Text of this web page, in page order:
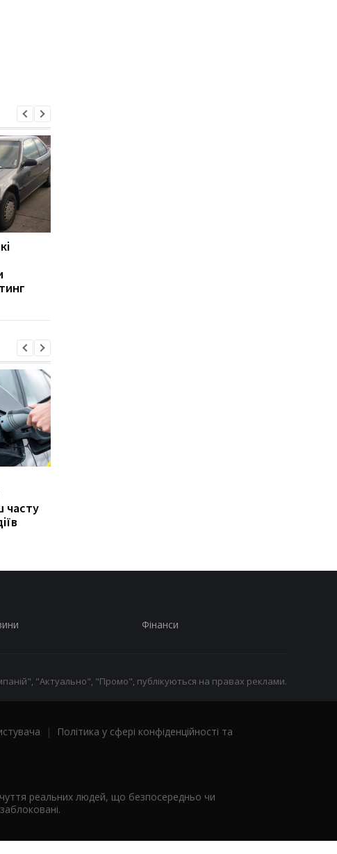
часту
Фінанси
"Актуально", "Промо", публікуються на правах реклами.
|
Політика у сфері конфіденційності та
реальних людей, що безпосередньо чи